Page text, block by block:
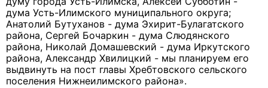
дума Усть-Илимского муниципального округа;
Анатолий Бутуханов - дума Эхирит-Булагатского
района, Сергей Бочаркин - дума Слюдянского
района, Николай Домашевский - дума Иркутского
района, Александр Хвилицкий - мы планируем его
выдвинуть на пост главы Хребтовского сельского
поселения Нижнеилимского района».